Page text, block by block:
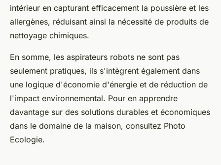
intérieur en capturant efficacement la poussière et les
allergènes, réduisant ainsi la nécessité de produits de
nettoyage chimiques.
En somme, les aspirateurs robots ne sont pas
seulement pratiques, ils s'intègrent également dans
une logique d'économie d'énergie et de réduction de
l'impact environnemental. Pour en apprendre
davantage sur des solutions durables et économiques
dans le domaine de la maison, consultez Photo
Ecologie.